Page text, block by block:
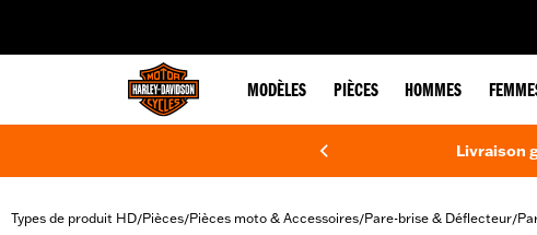
MODÈLES PIÈCES HOMMES
Livraison
Types de produit HD/Pièces/Pièces moto & Accessoires/Pare-brise & Déflecteur/